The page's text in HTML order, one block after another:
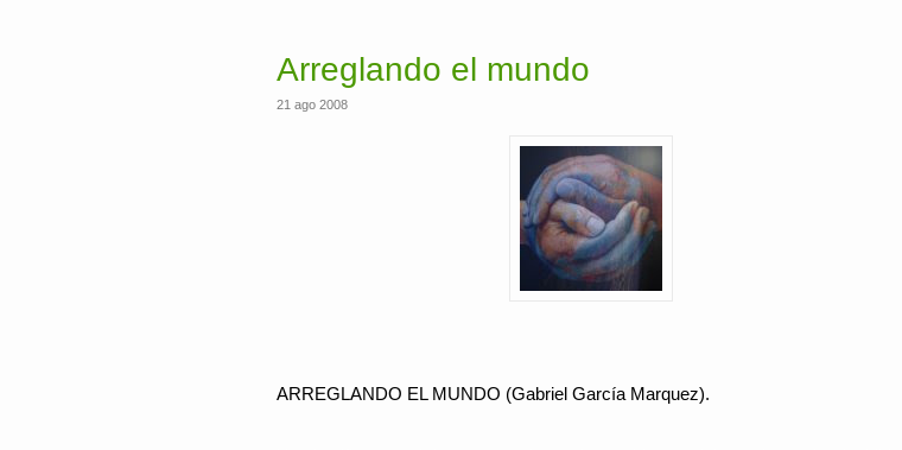
Arreglando el mundo
21 ago 2008
ARREGLANDO EL MUNDO (Gabriel García Marquez).